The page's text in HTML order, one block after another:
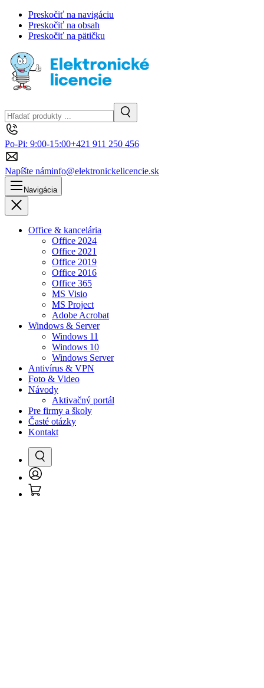
Preskočiť na navigáciu
Preskočiť na obsah
Preskočiť na pätičku
Po-Pi: 9:00-15:00+421 911 250 456
Napíšte náminfo@elektronickelicencie.sk
Navigácia
Office & kancelária
Office 2024
Office 2021
Office 2019
Office 2016
Office 365
MS Visio
MS Project
Adobe Acrobat
Windows & Server
Windows 11
Windows 10
Windows Server
Antivírus & VPN
Foto & Video
Návody
Aktivačný portál
Pre firmy a školy
Časté otázky
Kontakt
Prihlásenie
Košík